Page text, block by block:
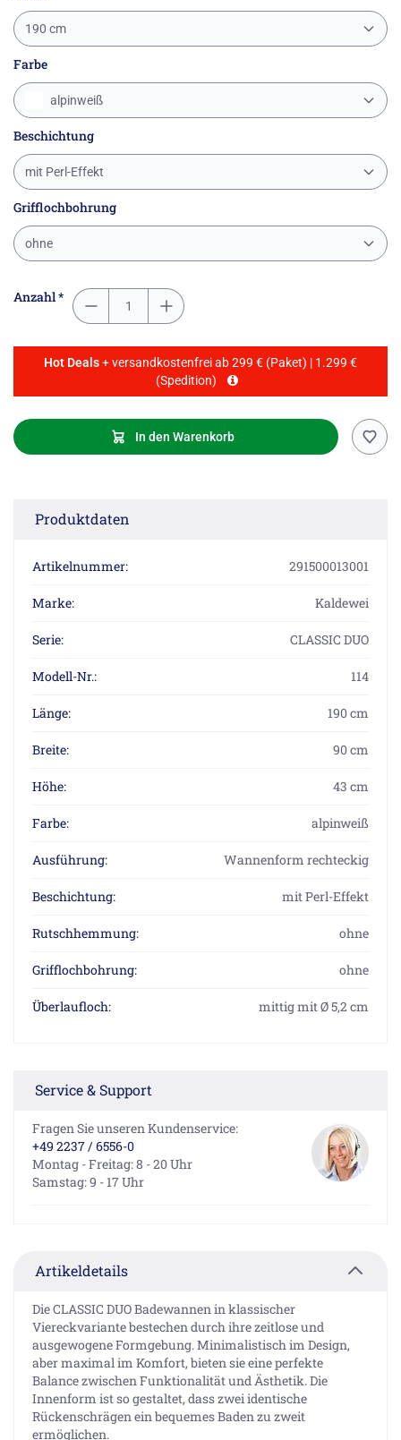
190 cm
Farbe
alpinweiß
Beschichtung
mit Perl-Effekt
Grifflochbohrung
ohne
Anzahl *
Hot Deals+ versandkostenfrei ab 299 € (Paket) | 1.299 €
(Spedition)
In den Warenkorb
Produktdaten
Artikelnummer: 291500013001
Marke: Kaldewei
Serie: CLASSIC DUO
Modell-Nr.: 114
Länge: 190 cm
Breite: 90 cm
Höhe: 43 cm
Farbe: alpinweiß
Ausführung: Wannenform rechteckig
Beschichtung: mit Perl-Effekt
Rutschhemmung: ohne
Grifflochbohrung: ohne
Überlaufloch: mittig mit Ø 5,2 cm
Service & Support
Fragen Sie unseren Kundenservice:
+49 2237 / 6556-0
Montag - Freitag: 8 - 20 Uhr
Samstag: 9 - 17 Uhr
Artikeldetails
Die CLASSIC DUO Badewannen in klassischer
Viereckvariante bestechen durch ihre zeitlose und
ausgewogene Formgebung. Minimalistisch im Design,
aber maximal im Komfort, bieten sie eine perfekte
Balance zwischen Funktionalität und Ästhetik. Die
Innenform ist so gestaltet, dass zwei identische
Rückenschrägen ein bequemes Baden zu zweit
ermöglichen.